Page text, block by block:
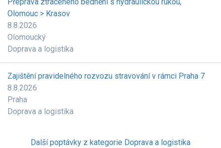
Olomouc > Krasov
8.8.2026
Olomoucký
Doprava a logistika
Zajištění pravidelného rozvozu stravování v rámci Praha 7
8.8.2026
Praha
Doprava a logistika
Další poptávky z kategorie Doprava a logistika